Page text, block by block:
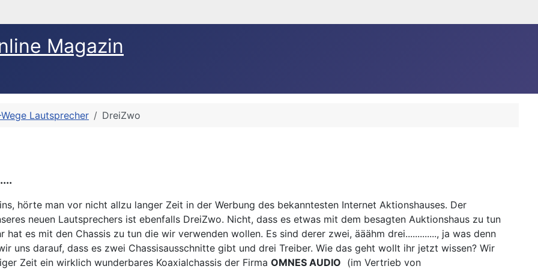
Magazin
Lautsprecher DreiZwo
hörte man vor nicht allzu langer Zeit in der Werbung des bekanntesten Internet Aktionshauses. Der
neuen Lautsprechers ist ebenfalls DreiZwo. Nicht, dass es etwas mit dem besagten Auktionshaus zu tun
hat es mit den Chassis zu tun die wir verwenden wollen. Es sind derer zwei, ääähm drei............., ja was denn
uns darauf, dass es zwei Chassisausschnitte gibt und drei Treiber. Wie das geht wollt ihr jetzt wissen? Wir
Zeit ein wirklich wunderbares Koaxialchassis der Firma OMNES AUDIO (im Vertrieb von